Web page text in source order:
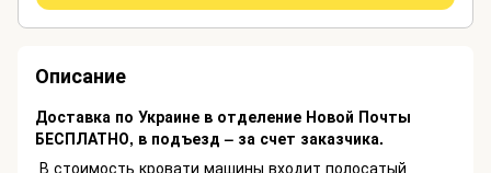
Описание
Доставка по Украине в отделение Новой Почты
БЕСПЛАТНО, в подъезд – за счет заказчика.
В стоимость кровати машины входит полосатый